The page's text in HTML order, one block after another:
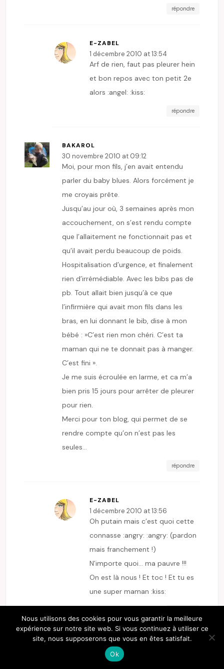
répondre
E-ZABEL
1 décembre 2010 at 13:54
Arf de rien, faut pas pleurer hein
et bon repos avec ton petit 2e
alors :angel: :kiss:
répondre
BAKAROL
30 novembre 2010 at 09:12
Moi, pour mon fils, j’en avait entendu
parler du baby blues. Alors forcément je
me croyais prête.
Jusqu’au jour où, 3 semaines après mon
accouchement, on s’est rendu compte
que l’allaitement ne fonctionnait pas et
qu’il avait perdu beaucoup de poids.
Hospitalisation d’urgence, et finalement
rien d’irrémédiable. Avec les bibs pas de
pb. Tout allait bien jusqu’à ce que
l’infirmière qui avait mon fils dans les
bras, en lui donnant le bib, dise à mon
bébé : »C’est rien mon chéri. C’est ta
maman qui ne te donnait pas à manger.
C’est fini ».
Je me suis écroulée en larme, et ca m’a
bien pris 15 jours pour arrêter de pleurer
pour rien.
Merci pour ton blog, qui permet de se
rendre compte qu’on n’est pas les
seules…
répondre
E-ZABEL
1 décembre 2010 at 13:56
Oh putain mais c’est quoi cette
connasse :angry: :angry: (pardon
mais franchement !)
N’importe quoi… ma pauvre !!!
On est là nous ! Et toc ! Et tu es
une super maman :kiss:
LEONA
1 décembre 2010 at 15:51
Nous utilisons des cookies pour vous garantir la meilleure
expérience sur notre site web. Si vous continuez à utiliser ce
site, nous supposerons que vous en êtes satisfait.
Ok